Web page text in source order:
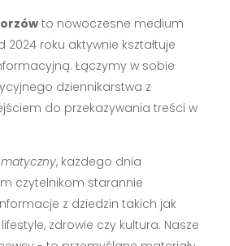
to nowoczesne medium
2024 roku aktywnie kształtuje
Łączymy w sobie
dziennikarstwa z
do przekazywania treści w
, każdego dnia
czytelnikom starannie
z dziedzin takich jak
zdrowie czy kultura. Nasze